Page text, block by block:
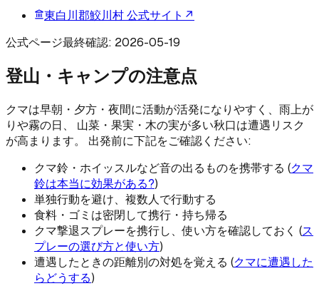
東白川郡鮫川村公式サイト ↗
公式ページ最終確認: 2026-05-19
登山・キャンプの注意点
クマは早朝・夕方・夜間に活動が活発になりやすく、雨上が
りや霧の日、 山菜・果実・木の実が多い秋口は遭遇リスク
が高まります。 出発前に下記をご確認ください:
クマ鈴・ホイッスルなど音の出るものを携帯する (クマ
鈴は本当に効果がある?)
単独行動を避け、複数人で行動する
食料・ゴミは密閉して携行・持ち帰る
クマ撃退スプレーを携行し、使い方を確認しておく (ス
プレーの選び方と使い方)
遭遇したときの距離別の対処を覚える (クマに遭遇した
らどうする)